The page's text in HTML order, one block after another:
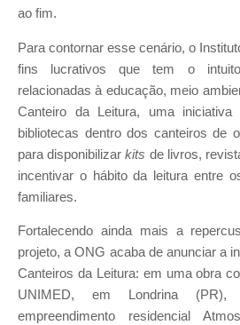
ao fim.
Para contornar esse cenário, o
fins lucrativos que tem o
relacionadas à educação, meio
Canteiro da Leitura, uma iniciativa
bibliotecas dentro dos canteiros de
para disponibilizarkits de livros,
incentivar o hábito da leitura entre
familiares.
Fortalecendo ainda mais a
projeto, a ONG acaba de anunciar a
Canteiros da Leitura: em uma obra
UNIMED, em Londrina
empreendimento residencial